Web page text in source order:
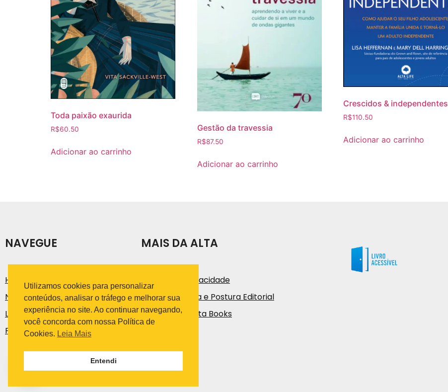
Toda paixão exaurida
R$60.50
Adicionar ao carrinho
Gestão da travessia
R$87.50
Adicionar ao carrinho
Crescidos & independentes
R$110.50
Adicionar ao carrinho
NAVEGUE
História
Notícias e Artigos
Loja
Fale Conosco
MAIS DA ALTA
Política de Privacidade
Código de Ética e Postura Editorial
Trabalhe na Alta Books
Utilizamos cookies para personalizar
conteúdos, analisar o tráfego e melhorar sua
experiência no site. Ao continuar navegando,
você concorda com nossa Política de
Cookies. Leia Mais
Entendi